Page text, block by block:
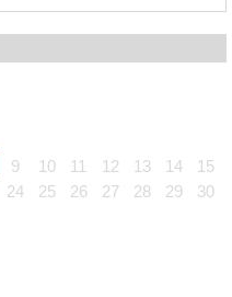
9 10 11 12 13 14
15
24 25 26 27 28 29
30